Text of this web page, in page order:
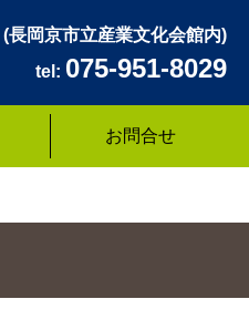
(長岡京市立産業文化会館内)
tel: 075-951-8029
お問合せ